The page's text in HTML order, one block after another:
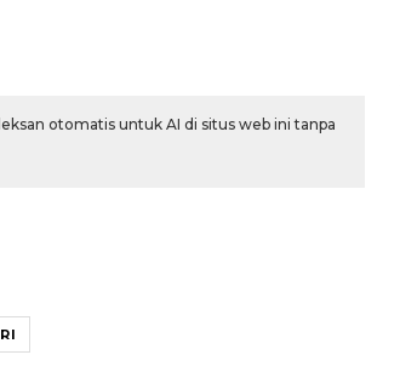
otomatis untuk AI di situs web ini tanpa
BPBD Jatim kerahkan "Drone
Water Spray" bantu padamkan